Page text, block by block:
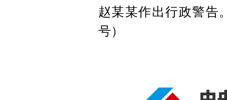
赵某某作出行政警告
号）